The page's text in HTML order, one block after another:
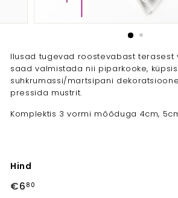
Ilusad tugevad roostevabast terasest
saad valmistada nii piparkooke,
suhkrumassi/martsipani
pressida mustrit.
Komplektis 3 vormi mõõduga 4cm,
Hind
Tavahind
€680